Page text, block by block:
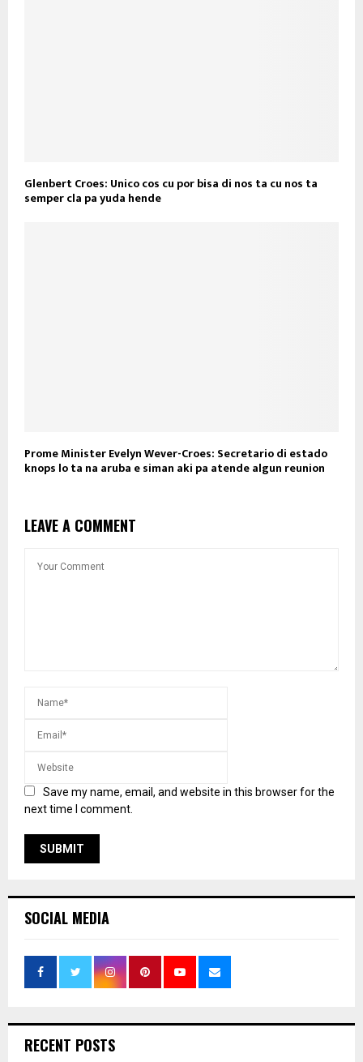
Glenbert Croes: Unico cos cu por bisa di nos ta cu nos ta
semper cla pa yuda hende
Prome Minister Evelyn Wever-Croes: Secretario di estado
knops lo ta na aruba e siman aki pa atende algun reunion
LEAVE A COMMENT
Save my name, email, and website in this browser for the
next time I comment.
SOCIAL MEDIA
RECENT POSTS